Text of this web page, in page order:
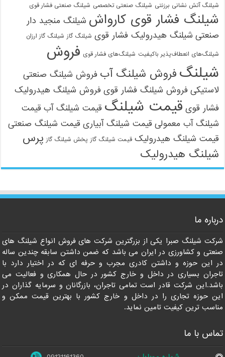
شیلنگ آتش نشانی برزنتی شیلنگ صنعتی تخصصی شیلنگ صنعتی فشار قوی
شیلنگ فشار قوی کارواش شیلنگ منجید دار
صنعتی شیلنگ هیدرولیک فشار قوی شیلنگ گاز شیلنگ گاز ارزان
شیلنگ‌های انعطاف‌پذیر باکیفیت شیلنگ‌های فشار قوی فروش
شیلنگ فروش شیلنگ آب فروش شیلنگ صنعتی
لاستیکی فروش شیلنگ فشار قوی فروش شیلنگ هیدرولیک
فشار قوی قیمت شیلنگ قیمت شیلنگ آب قیمت
شیلنگ آب معمولی قیمت شیلنگ آبیاری قیمت شیلنگ صنعتی
قیمت شیلنگ هیدرولیک قیمت شیلنگ گاز پخش شیلنگ گاز پرس
شیلنگ هیدرولیک
درباره ما
شرکت شیلنگ صبرا یکی از بزرگترین شرکت های فروش انواع شیلنگ های
صنعتی و کشاورزی در ایران می باشد که ضمن داشتن سابقه چندین ساله
در این حوزه و داشتن کادری مجرب و حرفه ای که در اختیار دارد با
تاجران بسیاری در داخل و خارج کشور در حال همکاری و فعالیت می
باشد.این شرکت قادر است تمامی تاجران، بازرگانان و سرمایه گذاران در
این حوزه تجاری را در داخل و خارج کشور با بهترین قیمت ممکن و
مناسب ترین کیفیت تامین نماید.
تماس با ما